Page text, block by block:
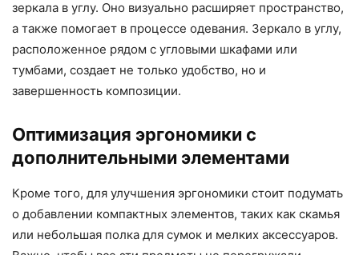
зеркала в углу. Оно визуально расширяет пространство,
а также помогает в процессе одевания. Зеркало в углу,
расположенное рядом с угловыми шкафами или
тумбами, создает не только удобство, но и
завершенность композиции.
Оптимизация эргономики с
дополнительными элементами
Кроме того, для улучшения эргономики стоит подумать
о добавлении компактных элементов, таких как скамья
или небольшая полка для сумок и мелких аксессуаров.